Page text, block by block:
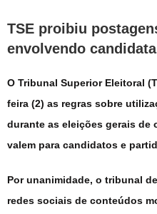
TSE proibiu
envolvendo
O Tribunal Superior Eleitoral
feira (2) as regras sobre
durante as eleições gerais de
valem para candidatos e
Por unanimidade, o tribunal
redes sociais de conteúdos